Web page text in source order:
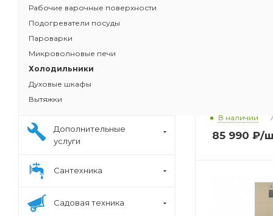
В наличии
85 990 ₽/
Рабочие варочные поверхности
Подогреватели посуды
Пароварки
Микроволновые печи
Холодильники
Духовые шкафы
Вытяжки
Дополнительные
услуги
Сантехника
Садовая техника